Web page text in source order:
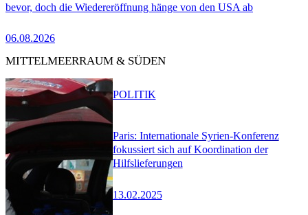
bevor, doch die Wiedereröffnung hänge von den USA ab
06.08.2026
MITTELMEERRAUM & SÜDEN
Paris: Internationale Syrien-Konferenz
fokussiert sich auf Koordination der
Hilfslieferungen
13.02.2025
POLITIK